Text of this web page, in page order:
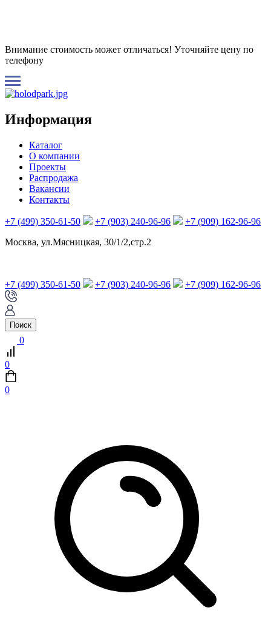
Внимание стоимость может отличаться! Уточняйте цену по
телефону
Информация
Каталог
О компании
Проекты
Распродажа
Вакансии
Контакты
+7 (499) 350-61-50 +7 (903) 240-96-96
+7 (909) 162-96-96
Москва, ул.Мясницкая, 30/1/2,стр.2
+7 (499) 350-61-50 +7 (903) 240-96-96 +7 (909) 162-96-96
Поиск
0
0
0